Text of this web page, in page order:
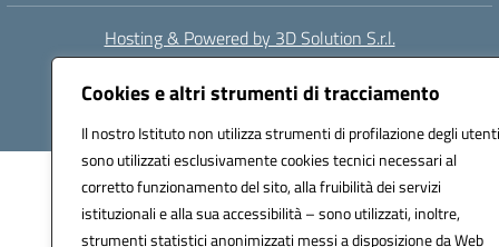
Cookies e altri strumenti di tracciamento
Il nostro Istituto non utilizza strumenti di profilazione degli
sono utilizzati esclusivamente cookies tecnici necessari al
corretto funzionamento del sito, alla fruibilità dei servizi
istituzionali e alla sua accessibilità – sono utilizzati, inoltre,
strumenti statistici anonimizzati messi a disposizione da Web
Hosting & Powered by 3D Solution S.r.l.
Concept & Design by Designers Italia